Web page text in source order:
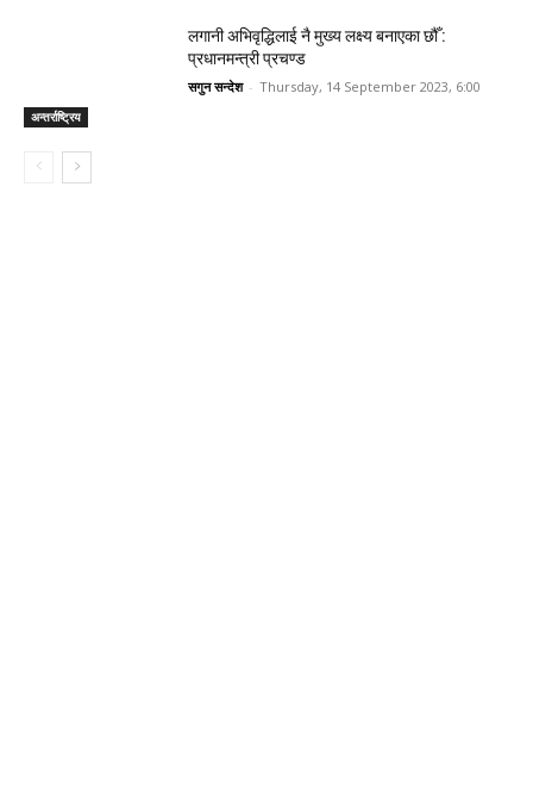
अन्तर्राष्ट्रिय
लगानी अभिवृद्धिलाई नै मुख्य लक्ष्य बनाएका छौँ :
प्रधानमन्त्री प्रचण्ड
सगुन सन्देश - Thursday, 14 September 2023, 6:00